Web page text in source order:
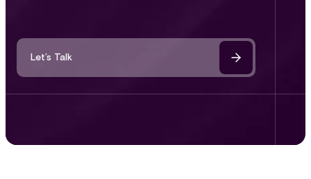
Let’s Talk